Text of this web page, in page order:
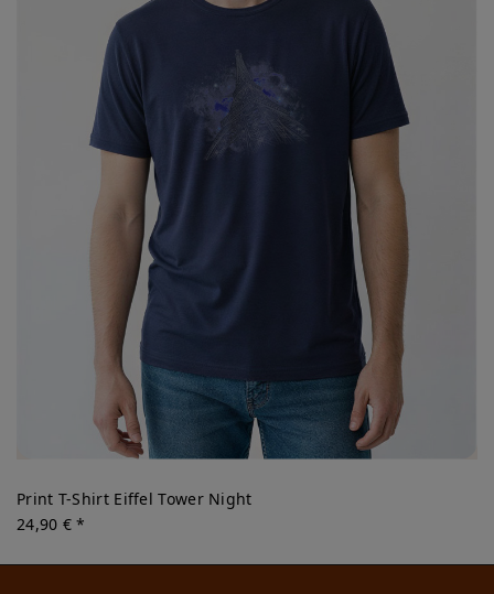
Print T-Shirt Eiffel Tower Night
24,90 € *